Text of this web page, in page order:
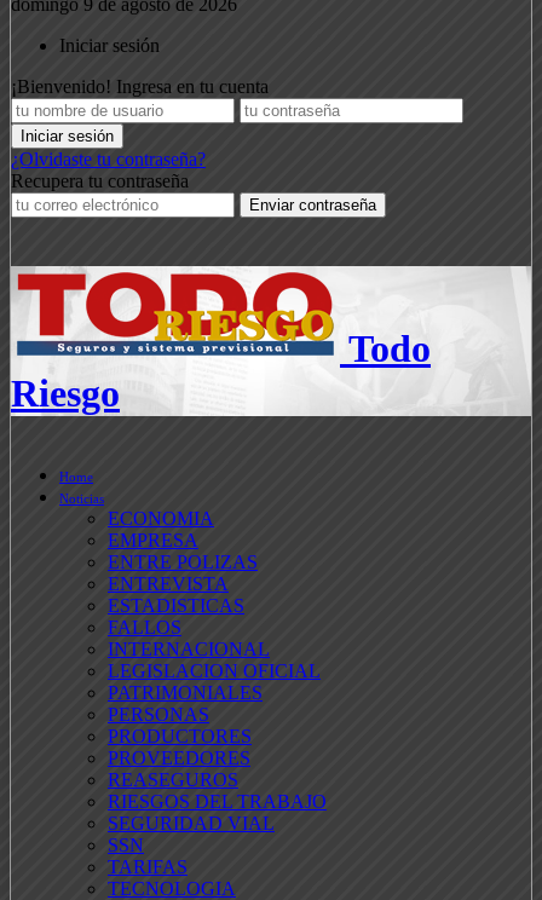
domingo 9 de agosto de 2026
Iniciar sesión
¡Bienvenido! Ingresa en tu cuenta
¿Olvidaste tu contraseña?
Recupera tu contraseña
Todo
Riesgo
Home
Noticias
ECONOMIA
EMPRESA
ENTRE POLIZAS
ENTREVISTA
ESTADISTICAS
FALLOS
INTERNACIONAL
LEGISLACION OFICIAL
PATRIMONIALES
PERSONAS
PRODUCTORES
PROVEEDORES
REASEGUROS
RIESGOS DEL TRABAJO
SEGURIDAD VIAL
SSN
TARIFAS
TECNOLOGIA